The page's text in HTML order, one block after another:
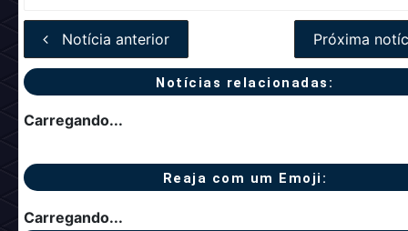
Notícia anterior Próxima
Notícias relacionadas:
Carregando...
Reaja com um Emoji:
Carregando...